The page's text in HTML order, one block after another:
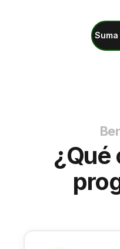
¿Qué